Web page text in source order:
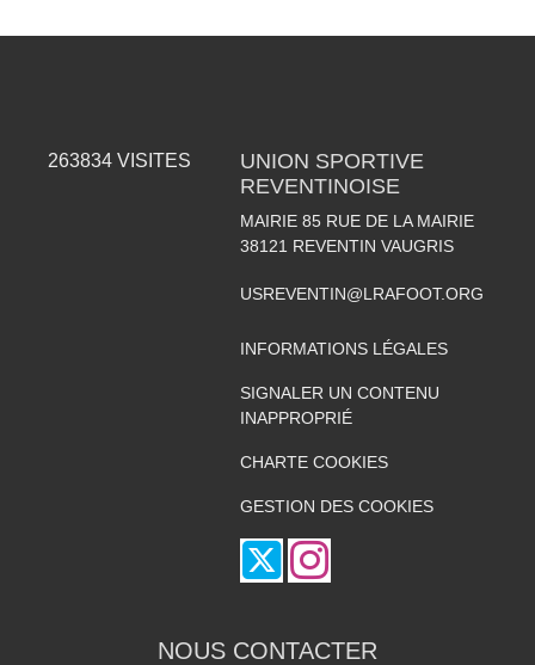
263834 VISITES
UNION SPORTIVE
REVENTINOISE
MAIRIE 85 RUE DE LA MAIRIE
38121 REVENTIN VAUGRIS
USREVENTIN@LRAFOOT.ORG
INFORMATIONS LÉGALES
SIGNALER UN CONTENU
INAPPROPRIÉ
CHARTE COOKIES
GESTION DES COOKIES
NOUS CONTACTER